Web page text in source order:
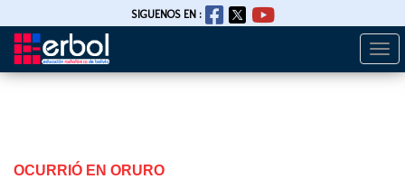
Pasar
SIGUENOS EN :
OCURRIÓ EN ORURO